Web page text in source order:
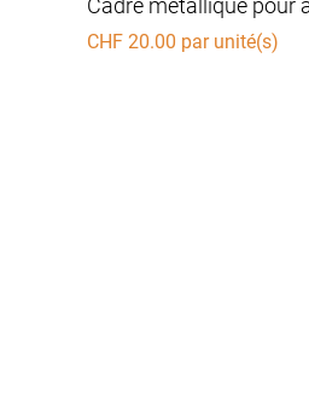
Cadre métallique pour
CHF 20.00 par unité(s)